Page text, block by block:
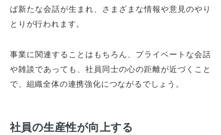
ば新たな会話が生まれ、さまざまな情報や意見のやり
とりが行われます。
事業に関連することはもちろん、プライベートな会話
や雑談であっても、社員同士の心の距離が近づくこと
で、組織全体の連携強化につながるでしょう。
社員の生産性が向上する